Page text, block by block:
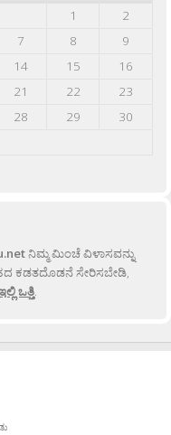
1
2
7 8
9
14 15
16
21 22
23
28 29
30
ನಿಮ್ಮ ಮಿಂಚೆ ವಿಳಾಸವನ್ನು
ಕಡತದೊಡನೆ ಸೇರಿಸಬೇಡಿ,
ಒತ್ತಿ.